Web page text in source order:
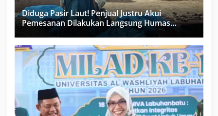
Diduga Pasir Laut! Penjual Justru Akui
Pemesanan Dilakukan Langsung Humas